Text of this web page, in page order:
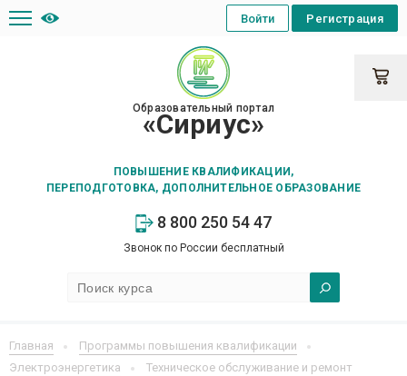
Образовательный портал
«Сириус»
ПОВЫШЕНИЕ КВАЛИФИКАЦИИ,
ПЕРЕПОДГОТОВКА, ДОПОЛНИТЕЛЬНОЕ ОБРАЗОВАНИЕ
8 800 250 54 47
Звонок по России бесплатный
Регистрация
Войти
Главная
Программы повышения квалификации
Электроэнергетика
Техническое обслуживание и ремонт